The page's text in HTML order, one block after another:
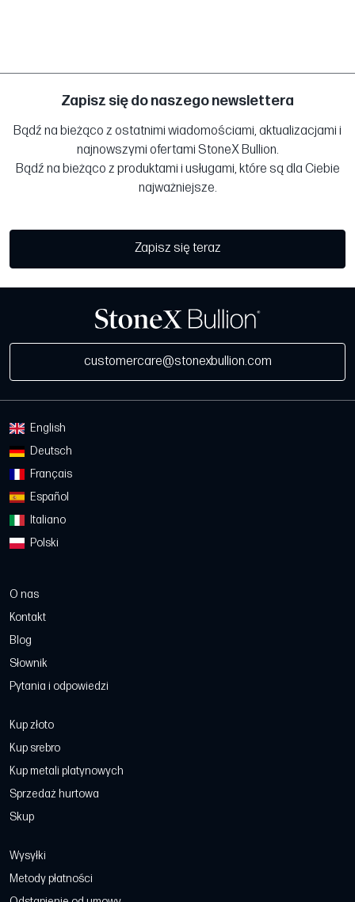
Zapisz się do naszego newslettera
Bądź na bieżąco z ostatnimi wiadomościami, aktualizacjami i
najnowszymi ofertami StoneX Bullion.
Bądź na bieżąco z produktami i usługami, które są dla Ciebie
najważniejsze.
Zapisz się teraz
customercare@stonexbullion.com
English
Deutsch
Français
Español
Italiano
Polski
O nas
Kontakt
Blog
Słownik
Pytania i odpowiedzi
Kup złoto
Kup srebro
Kup metali platynowych
Sprzedaż hurtowa
Skup
Wysyłki
Metody płatności